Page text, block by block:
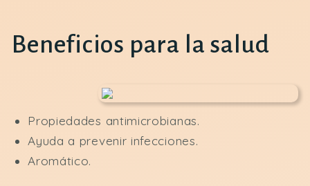
Beneficios para la salud
Propiedades antimicrobianas.
Ayuda a prevenir infecciones.
Aromático.